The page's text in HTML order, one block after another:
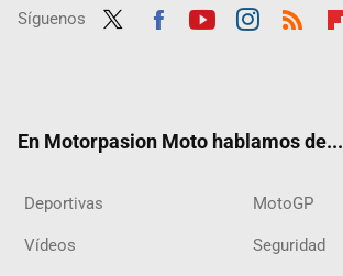
Síguenos
En Motorpasion Moto hablamos de...
Deportivas MotoGP
Vídeos Seguridad